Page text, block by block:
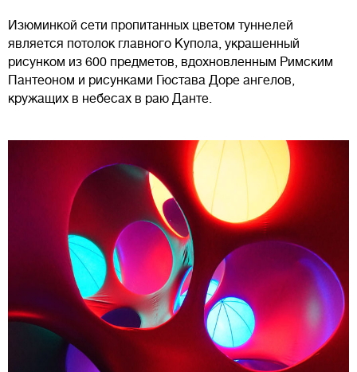
Изюминкой сети пропитанных цветом туннелей
является потолок главного Купола, украшенный
рисунком из 600 предметов, вдохновленным Римским
Пантеоном и рисунками Гюстава Доре ангелов,
кружащих в небесах в раю Данте.